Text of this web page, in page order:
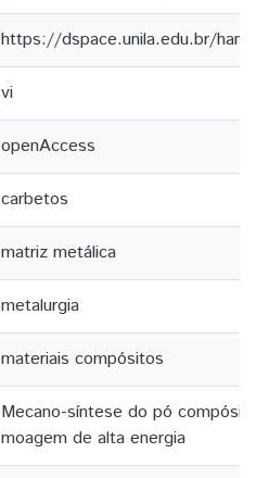
https://dspace.unila.edu.br/
vi
openAccess
carbetos
matriz metálica
metalurgia
materiais compósitos
Mecano-síntese do pó
moagem de alta energia